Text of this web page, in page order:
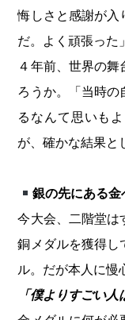
悔しさと感謝が入
だ。よく頑張った
４年前、世界の
ろうか。「当時の
るなんて思いも
が、確かな結果と
銀の先にある金
今大会、二階堂は
銅メダルを獲得し
ル。だが本人に慢
「僕よりすごい